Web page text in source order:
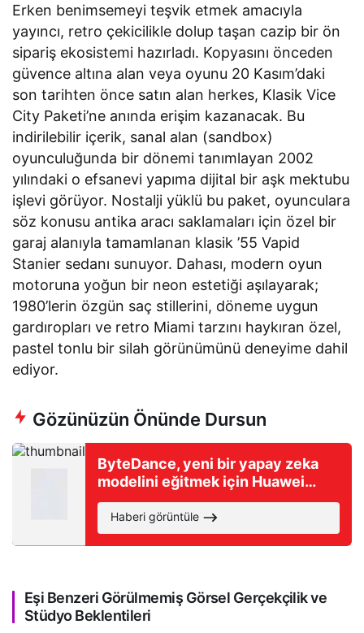
Erken benimsemeyi teşvik etmek amacıyla
yayıncı, retro çekicilikle dolup taşan cazip bir ön
sipariş ekosistemi hazırladı. Kopyasını önceden
güvence altına alan veya oyunu 20 Kasım’daki
son tarihten önce satın alan herkes, Klasik Vice
City Paketi’ne anında erişim kazanacak. Bu
indirilebilir içerik, sanal alan (sandbox)
oyunculuğunda bir dönemi tanımlayan 2002
yılındaki o efsanevi yapıma dijital bir aşk mektubu
işlevi görüyor. Nostalji yüklü bu paket, oyunculara
söz konusu antika aracı saklamaları için özel bir
garaj alanıyla tamamlanan klasik ’55 Vapid
Stanier sedanı sunuyor. Dahası, modern oyun
motoruna yoğun bir neon estetiği aşılayarak;
1980’lerin özgün saç stillerini, döneme uygun
gardıropları ve retro Miami tarzını haykıran özel,
pastel tonlu bir silah görünümünü deneyime dahil
ediyor.
Gözünüzün Önünde Dursun
ByteDance, yeni bir yapay zeka
modelini eğitmek için Huawei
çiplerini kullanacak
Haberi görüntüle
Eşi Benzeri Görülmemiş Görsel Gerçekçilik ve
Stüdyo Beklentileri